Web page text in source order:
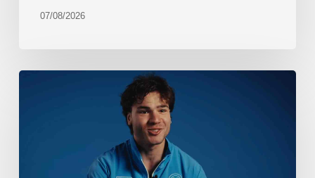
07/08/2026